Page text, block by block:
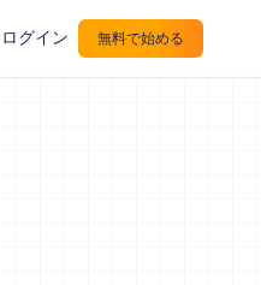
ログイン 無料で始める